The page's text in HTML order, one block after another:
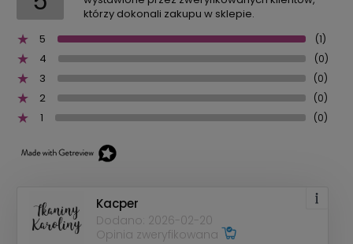
którzy dokonali zakupu w sklepie.
5
(1)
4 (0)
3 (0)
2 (0)
1 (0)
Kacper
Dodano: 2026-02-20
Opinia zweryfikowana